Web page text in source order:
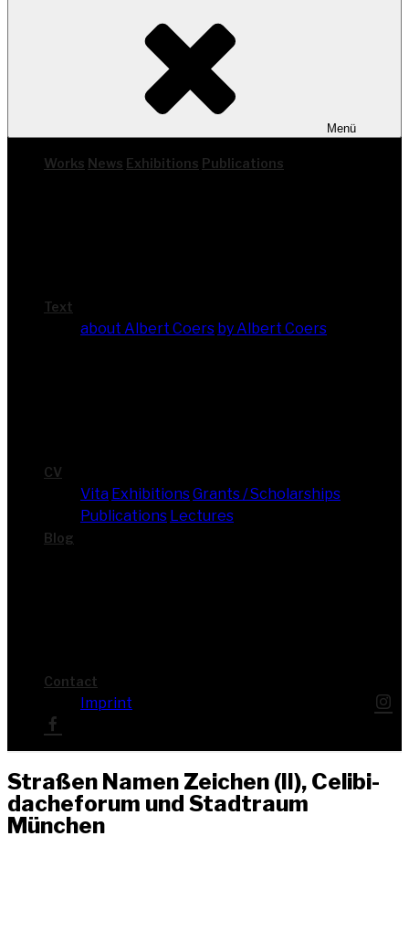
Menü
Works News Exhi­bi­ti­ons Publi­ca­ti­ons
Text
about Albert Coers by Albert Coers
CV
Vita Exhi­bi­ti­onsGrants / Scholarships
Publi­ca­ti­ons Lec­tures
Blog
Cont­act
Imprint
Stra­ßen Namen Zei­chen (II), Celi­bi­
da­chefo­rum und Stadt­raum
München